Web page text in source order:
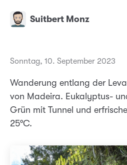
Suitbert Monz
Sonntag, 10. September 2023
Wanderung entlang der
von Madeira. Eukalyptus-
Grün mit Tunnel und
25°C.